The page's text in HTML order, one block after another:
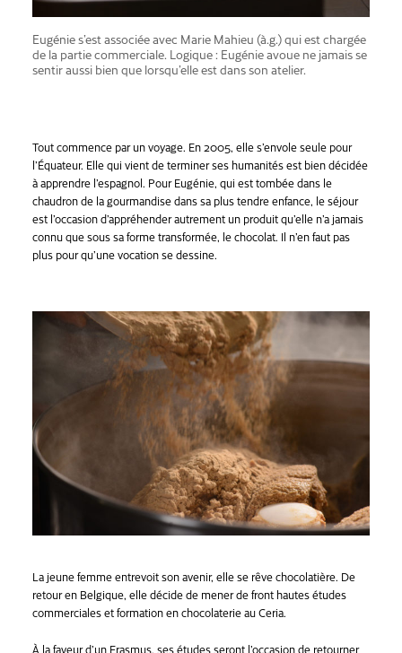
Eugénie s’est associée avec Marie Mahieu (à.g.) qui est chargée
de la partie commerciale. Logique : Eugénie avoue ne jamais se
sentir aussi bien que lorsqu’elle est dans son atelier.
Tout commence par un voyage. En 2005, elle s’envole seule pour
l’Équateur. Elle qui vient de terminer ses humanités est bien décidée
à apprendre l’espagnol. Pour Eugénie, qui est tombée dans le
chaudron de la gourmandise dans sa plus tendre enfance, le séjour
est l’occasion d’appréhender autrement un produit qu’elle n’a jamais
connu que sous sa forme transformée, le chocolat. Il n’en faut pas
plus pour qu’une vocation se dessine.
La jeune femme entrevoit son avenir, elle se rêve chocolatière. De
retour en Belgique, elle décide de mener de front hautes études
commerciales et formation en chocolaterie au Ceria.
À la faveur d’un Erasmus, ses études seront l’occasion de retourner